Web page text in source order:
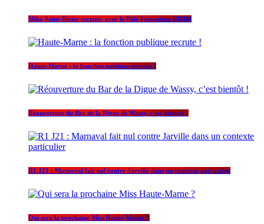
Miko Saint-Dizier recrute, avec le Pôle Formation UIMM
Haute-Marne : la fonction publique recrute !
Réouverture du Bar de la Digue de Wassy, c’est bientôt !
R1 J21 : Marnaval fait nul contre Jarville dans un contexte particulier
Qui sera la prochaine Miss Haute-Marne ?